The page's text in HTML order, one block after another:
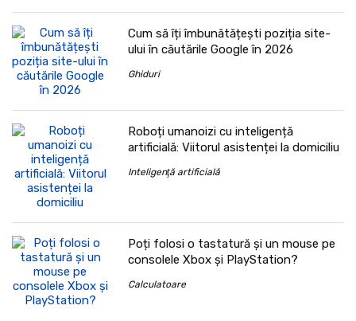
Cum să îți îmbunătățești poziția site-
ului în căutările Google în 2026
Ghiduri
Roboți umanoizi cu inteligență
artificială: Viitorul asistenței la domiciliu
Inteligenţă artificială
Poți folosi o tastatură și un mouse pe
consolele Xbox și PlayStation?
Calculatoare